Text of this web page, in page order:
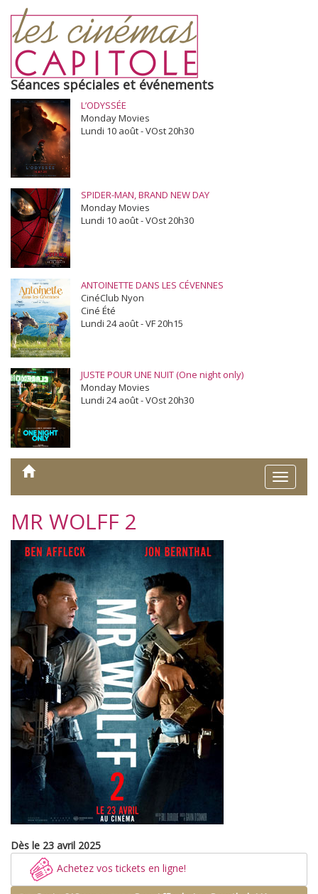
Séances spéciales et événements
L’ODYSSÉE
Monday Movies
Lundi 10 août - VOst 20h30
SPIDER-MAN, BRAND NEW DAY
Monday Movies
Lundi 10 août - VOst 20h30
ANTOINETTE DANS LES CÉVENNES
CinéClub Nyon
Ciné Été
Lundi 24 août - VF 20h15
JUSTE POUR UNE NUIT (One night only)
Monday Movies
Lundi 24 août - VOst 20h30
Toggle
MR WOLFF 2
Dès le 23 avril 2025
Achetez vos tickets en ligne!